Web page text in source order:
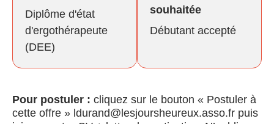
Diplôme d'état
d'ergothérapeute
(DEE)
souhaitée
Débutant accepté
Pour postuler : cliquez sur le bouton « Postuler à
cette offre » ldurand@lesjoursheureux.asso.fr puis